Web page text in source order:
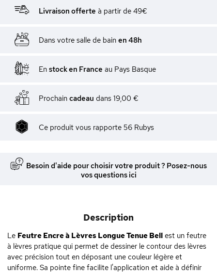
Livraison offerte à partir de 49€
Dans votre salle de bain en 48h
En stock en France au Pays Basque
Prochain cadeau dans 19,00 €
Ce produit vous rapporte 56 Rubys
Besoin d'aide pour choisir votre produit ? Posez-nous
vos questions ici
Description
Le Feutre Encre à Lèvres Longue Tenue Bell est un feutre
à lèvres pratique qui permet de dessiner le contour des lèvres
avec précision tout en déposant une couleur légère et
uniforme. Sa pointe fine facilite l'application et aide à définir